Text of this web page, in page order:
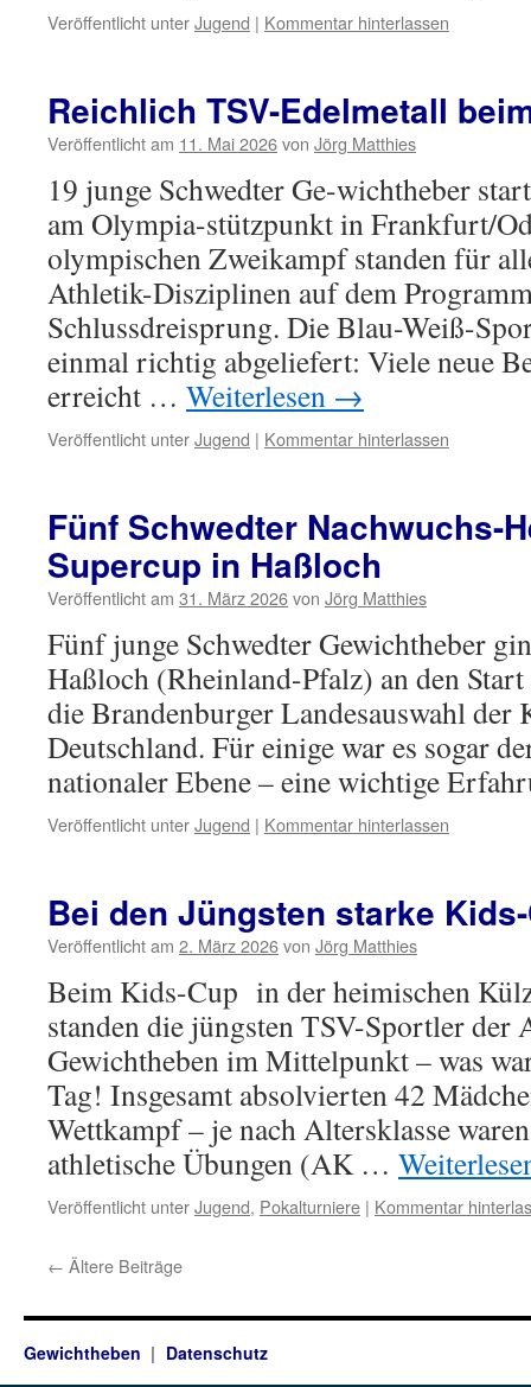
Veröffentlicht unterJugend | Kommentar hinterlassen
Reichlich TSV-Edelmetall
Veröffentlicht am 11. Mai 2026von Jörg Matthies
19 junge Schwedter Ge-wichtheber
am Olympia-stützpunkt in Frankfurt/
olympischen Zweikampf standen für
Athletik-Disziplinen auf dem
Schlussdreisprung. Die Blau-Weiß-
einmal richtig abgeliefert: Viele neue
erreicht … Weiterlesen →
Veröffentlicht unterJugend | Kommentar hinterlassen
Fünf Schwedter Nachwuchs-
Supercup in Haßloch
Veröffentlicht am 31. März 2026von Jörg Matthies
Fünf junge Schwedter Gewichtheber
Haßloch (Rheinland-Pfalz) an den
die Brandenburger Landesauswahl der
Deutschland. Für einige war es sogar
nationaler Ebene – eine wichtige
Veröffentlicht unterJugend | Kommentar hinterlassen
Bei den Jüngsten starke
Veröffentlicht am 2. März 2026von Jörg Matthies
Beim Kids-Cup in der heimischen
standen die jüngsten TSV-Sportler der
Gewichtheben im Mittelpunkt – was
Tag! Insgesamt absolvierten 42
Wettkampf – je nach Altersklasse
athletische Übungen (AK …
Veröffentlicht unterJugend, Pokalturniere | Kommentar
← Ältere Beiträge
Gewichtheben Datenschutz